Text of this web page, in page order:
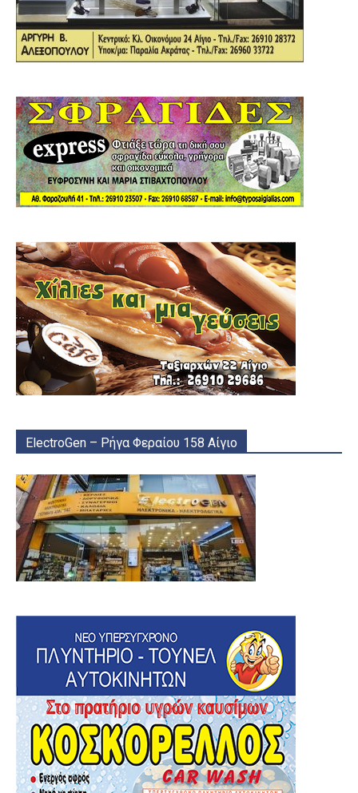
ElectroGen – Ρήγα Φεραίου 158 Αίγιο